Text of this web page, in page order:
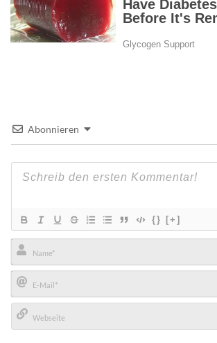
Abonnieren
{} [+]
Name*
E-
Mail*